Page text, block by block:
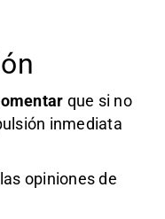
que si no
inmediata
opiniones de